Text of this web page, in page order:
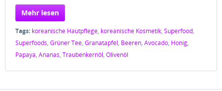
Mehr lesen
Tags: koreanische Hautpflege, koreanische Kosmetik, Superfood,
Superfoods, Grüner Tee, Granatapfel, Beeren, Avocado, Honig,
Papaya, Ananas, Traubenkernöl, Olivenöl